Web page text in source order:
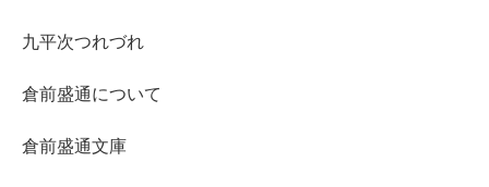
九平次つれづれ
倉前盛通について
倉前盛通文庫